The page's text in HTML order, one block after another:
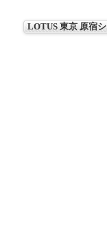
LOTUS 東京 原宿